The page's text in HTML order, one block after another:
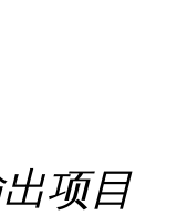
项目